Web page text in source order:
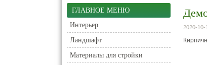
ГЛАВНОЕ МЕНЮ
Интерьер
Ландшафт
Материалы для стройки
2020-10-